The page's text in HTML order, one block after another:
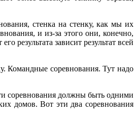
стенка на стенку, как мы их
и из-за этого они, конечно,
результата зависит результат всей
Командные соревнования. Тут надо
соревнования должны быть одними
домов. Вот эти два соревнования